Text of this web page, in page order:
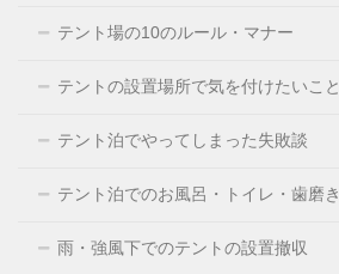
テント場の10のルール・マナー
テントの設置場所で気を付けたいこと
テント泊でやってしまった失敗談
テント泊でのお風呂・トイレ・歯磨き
雨・強風下でのテントの設置撤収